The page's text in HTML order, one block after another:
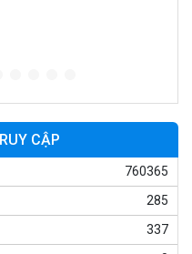
7017
em cảnh sát J2988
CẬP
760365
285
337